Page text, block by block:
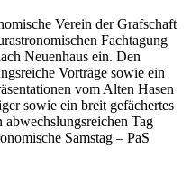
Verein der Grafschaft
Fachtagung
Neuenhaus ein. Den
Vorträge sowie ein
vom Alten Hasen
sowie ein breit gefächertes
abwechslungsreichen Tag
Samstag – PaS